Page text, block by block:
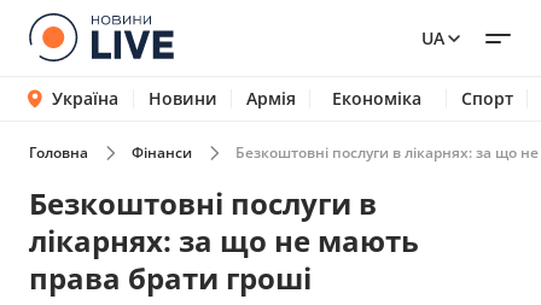
UA
Україна Новини Армія Економіка Спорт
Головна Фінанси Безкоштовні послуги в лікарнях: за що
Безкоштовні послуги в
лікарнях: за що не мають
права брати гроші